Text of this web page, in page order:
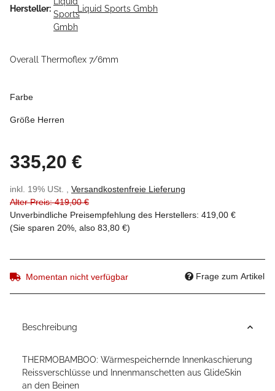
Hersteller: Liquid Sports Gmbh
Overall Thermoflex 7/6mm
Farbe
Größe Herren
335,20 €
inkl. 19% USt. , Versandkostenfreie Lieferung
Alter Preis: 419,00 €
Unverbindliche Preisempfehlung des Herstellers: 419,00 €
(Sie sparen 20% , also 83,80 €)
Momentan nicht verfügbar Frage zum Artikel
Beschreibung
THERMOBAMBOO: Wärmespeichernde Innenkaschierung
Reissverschlüsse und Innenmanschetten aus GlideSkin
an den Beinen